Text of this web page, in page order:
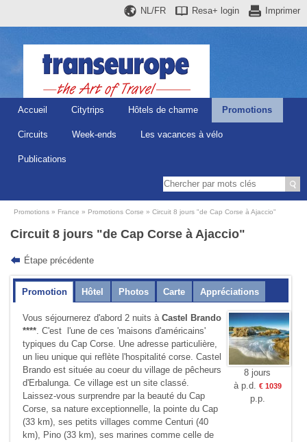
Imprimer
Resa+ login
NL/FR
Accueil Citytrips Hôtels de charme Promotions
Circuits Week-ends Les vacances à vélo
Publications
Promotions France Promotions Corse Circuit 8 jours "de Cap Corse à Ajaccio"
Circuit 8 jours "de Cap Corse à Ajaccio"
Étape précédente
Promotion Hôtel Photos Carte Appréciations
Vous séjournerez d'abord 2 nuits àCastel Brando
****. C'est l'une de ces 'maisons d'américains'
typiques du Cap Corse. Une adresse particulière,
un lieu unique qui reflète l'hospitalité corse. Castel
Brando est située au coeur du village de pêcheurs
d'Erbalunga. Ce village est un site classé.
Laissez-vous surprendre par la beauté du Cap
Corse, sa nature exceptionnelle, la pointe du Cap
(33 km), ses petits villages comme Centuri (40
km), Pino (33 km), ses marines comme celle de
8 jours
à p.d.
€ 1039
p.p.